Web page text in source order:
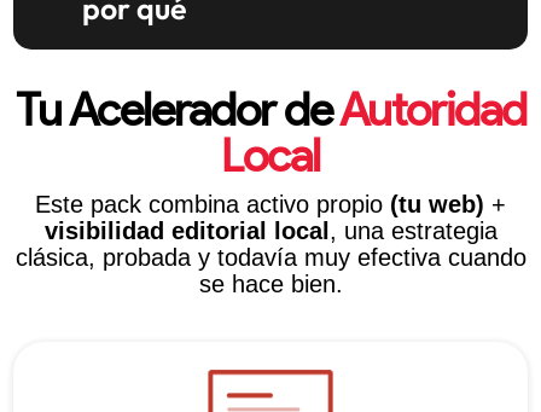
por qué
Tu Acelerador deAutoridad
Local
Este pack combina activo propio (tu web) +
visibilidad editorial local , una estrategia
clásica, probada y todavía muy efectiva cuando
se hace bien.